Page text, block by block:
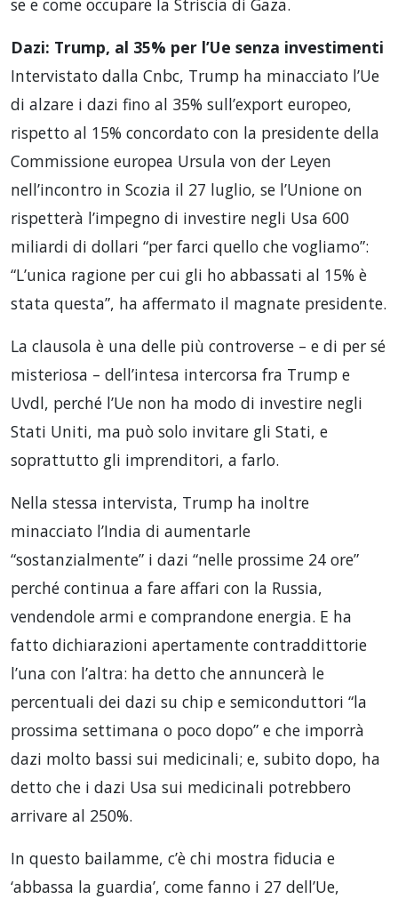
se e come occupare la Striscia di Gaza.
Dazi: Trump, al 35% per l’Ue senza investimenti
Intervistato dalla Cnbc, Trump ha minacciato l’Ue
di alzare i dazi fino al 35% sull’export europeo,
rispetto al 15% concordato con la presidente della
Commissione europea Ursula von der Leyen
nell’incontro in Scozia il 27 luglio, se l’Unione on
rispetterà l’impegno di investire negli Usa 600
miliardi di dollari “per farci quello che vogliamo”:
“L’unica ragione per cui gli ho abbassati al 15% è
stata questa”, ha affermato il magnate presidente.
La clausola è una delle più controverse – e di per sé
misteriosa – dell’intesa intercorsa fra Trump e
Uvdl, perché l’Ue non ha modo di investire negli
Stati Uniti, ma può solo invitare gli Stati, e
soprattutto gli imprenditori, a farlo.
Nella stessa intervista, Trump ha inoltre
minacciato l’India di aumentarle
“sostanzialmente” i dazi “nelle prossime 24 ore”
perché continua a fare affari con la Russia,
vendendole armi e comprandone energia. E ha
fatto dichiarazioni apertamente contraddittorie
l’una con l’altra: ha detto che annuncerà le
percentuali dei dazi su chip e semiconduttori “la
prossima settimana o poco dopo” e che imporrà
dazi molto bassi sui medicinali; e, subito dopo, ha
detto che i dazi Usa sui medicinali potrebbero
arrivare al 250%.
In questo bailamme, c’è chi mostra fiducia e
‘abbassa la guardia’, come fanno i 27 dell’Ue,